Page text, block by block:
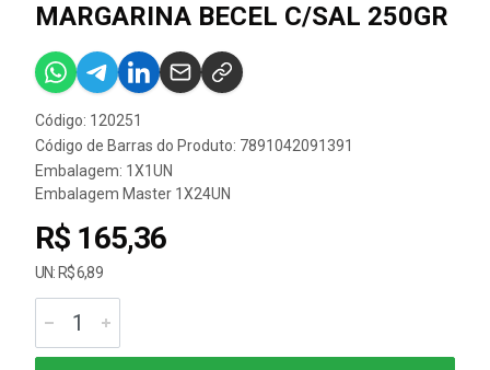
MARGARINA BECEL C/SAL 250GR
Código: 120251
Código de Barras do Produto: 7891042091391
Embalagem: 1X1UN
Embalagem Master 1X24UN
R$ 165,36
UN: R$ 6,89